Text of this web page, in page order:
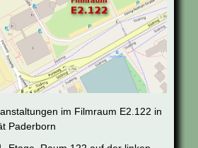
im Filmraum E2.122 in
Paderborn